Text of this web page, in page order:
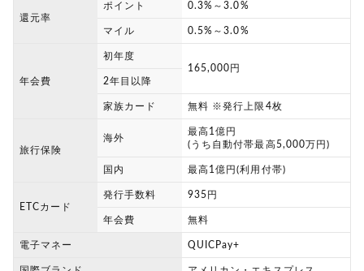
還元率
ポイント 0.3%～3.0%
マイル 0.5%～3.0%
年会費
初年度
165,000円
2年目以降
家族カード 無料 ※発行上限4枚
旅行保険
海外
最高1億円
(うち自動付帯最高5,000万円)
国内 最高1億円(利用付帯)
ETCカード
発行手数料 935円
年会費 無料
電子マネー QUICPay+